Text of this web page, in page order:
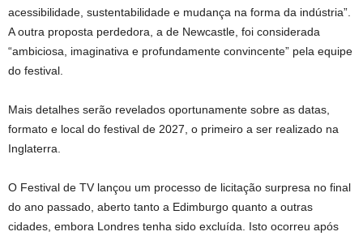
acessibilidade, sustentabilidade e mudança na forma da indústria”.
A outra proposta perdedora, a de Newcastle, foi considerada
“ambiciosa, imaginativa e profundamente convincente” pela equipe
do festival.
Mais detalhes serão revelados oportunamente sobre as datas,
formato e local do festival de 2027, o primeiro a ser realizado na
Inglaterra.
O Festival de TV lançou um processo de licitação surpresa no final
do ano passado, aberto tanto a Edimburgo quanto a outras
cidades, embora Londres tenha sido excluída. Isto ocorreu após